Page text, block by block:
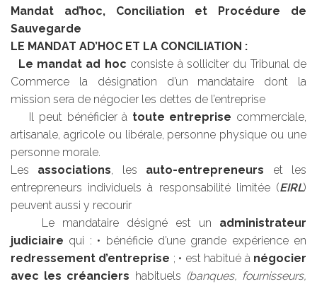
Mandat ad’hoc, Conciliation et Procédure de
Sauvegarde
LE MANDAT AD’HOC ET LA CONCILIATION :
Le mandat ad hoc consiste à solliciter du Tribunal de
Commerce la désignation d’un mandataire dont la
mission sera de négocier les dettes de l’entreprise
Il peut bénéficier à toute entreprise commerciale,
artisanale, agricole ou libérale, personne physique ou une
personne morale.
Les associations, les auto-entrepreneurs et les
entrepreneurs individuels à responsabilité limitée (EIRL)
peuvent aussi y recourir
Le mandataire désigné est un administrateur
judiciaire qui : • bénéficie d’une grande expérience en
redressement d’entreprise ; • est habitué à négocier
avec les créanciers habituels (banques, fournisseurs,